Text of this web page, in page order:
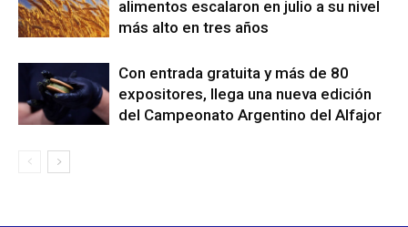
alimentos escalaron en julio a su nivel
más alto en tres años
Con entrada gratuita y más de 80
expositores, llega una nueva edición
del Campeonato Argentino del Alfajor